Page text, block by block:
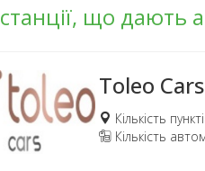
що дають
Toleo Cars
Кількість
Кількість